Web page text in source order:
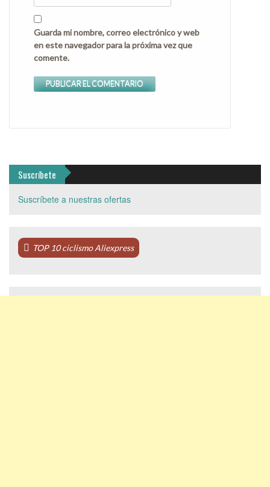
Guarda mi nombre, correo electrónico y web
en este navegador para la próxima vez que
comente.
Suscríbete
Suscríbete a nuestras ofertas
TOP 10 ciclismo Aliexpress